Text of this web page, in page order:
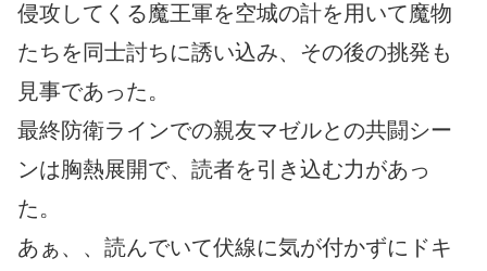
侵攻してくる魔王軍を空城の計を用いて魔物
たちを同士討ちに誘い込み、その後の挑発も
見事であった。
最終防衛ラインでの親友マゼルとの共闘シー
ンは胸熱展開で、読者を引き込む力があっ
た。
あぁ、、読んでいて伏線に気が付かずにドキ